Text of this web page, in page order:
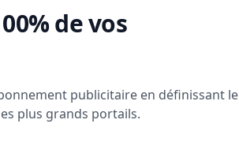
de vos
publicitaire en définissant le
plus grands portails.